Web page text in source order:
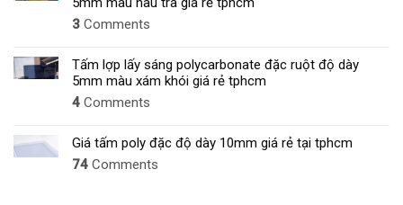
MỚI
3 Comments
Tấm lợp lấy sáng polycarbonate đặc ruột độ dày
5mm màu xám khói giá rẻ tphcm
4 Comments
Giá tấm poly đặc độ dày 10mm giá rẻ tại tphcm
74 Comments